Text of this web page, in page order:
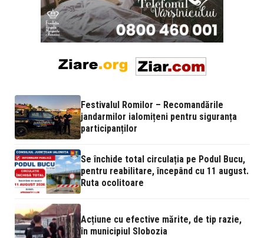
Festivalul Romilor – Recomandările
jandarmilor ialomițeni pentru siguranța
participanților
Se închide total circulația pe Podul Bucu,
pentru reabilitare, începând cu 11 august.
Ruta ocolitoare
Acțiune cu efective mărite, de tip razie,
în municipiul Slobozia